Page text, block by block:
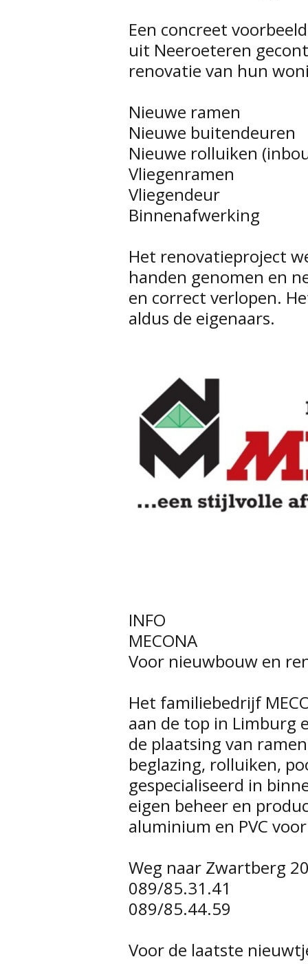
Een concreet
uit Neeroeteren
renovatie van hun
Nieuwe ramen
Nieuwe buitendeuren
Nieuwe rolluiken
Vliegenramen
Vliegendeur
Binnenafwerking
Het renovatieproject
handen genomen en
en correct verlopen.
aldus de eigenaars.
INFO
MECONA
Voor nieuwbouw en
Het familiebedrijf
aan de top in Limburg
de plaatsing van
beglazing, rolluiken,
gespecialiseerd in
eigen beheer en
aluminium en PVC
Weg naar Zwartberg
089/85.31.41
089/85.44.59
Voor de laatste